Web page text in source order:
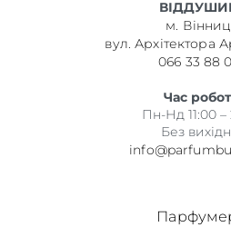
м.
вул. Архітектора
066 33 88
Час
Пн-Нд 11:00 –
Без